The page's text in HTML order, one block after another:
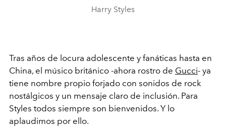
Harry Styles
Tras años de locura adolescente y fanáticas hasta en
China, el músico británico -ahora rostro de Gucci- ya
tiene nombre propio forjado con sonidos de rock
nostálgicos y un mensaje claro de inclusión. Para
Styles todos siempre son bienvenidos. Y lo
aplaudimos por ello.